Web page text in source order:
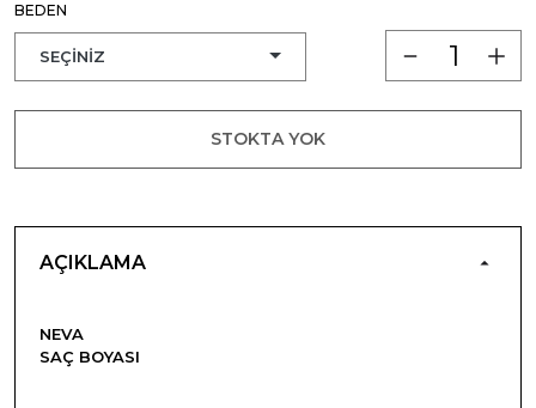
BEDEN
STOKTA YOK
AÇIKLAMA
NEVA
SAÇ BOYASI